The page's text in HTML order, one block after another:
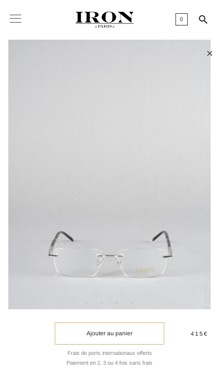
0 

Ajouter au panier
Frais de ports internationaux offerts
Paiement en 2, 3 ou 4 fois sans frais
415€